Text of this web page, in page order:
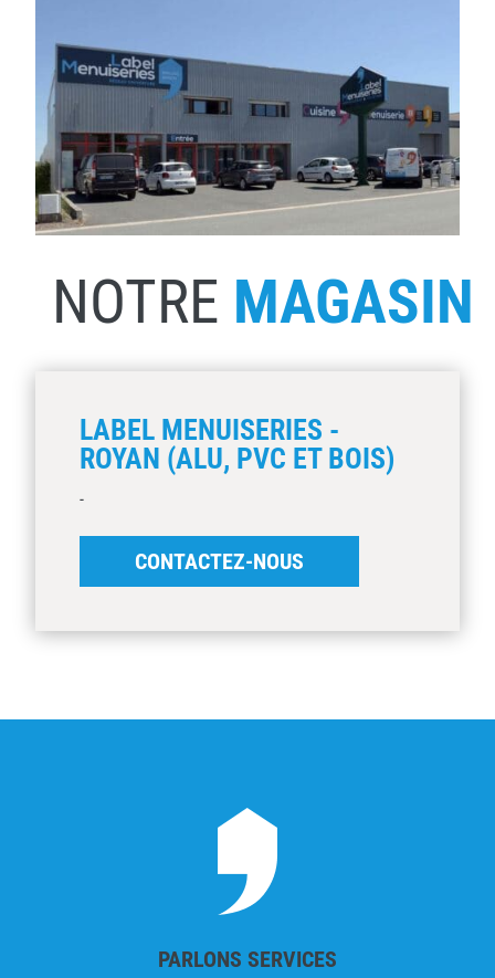
NOTRE MAGASIN
LABEL MENUISERIES -
ROYAN (ALU, PVC ET BOIS)
-
CONTACTEZ-NOUS
PARLONS SERVICES